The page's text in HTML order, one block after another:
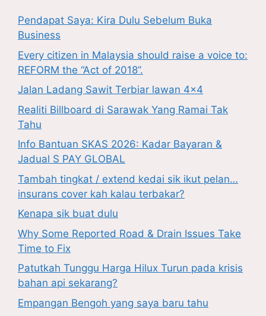
Pendapat Saya: Kira Dulu Sebelum Buka
Business
Every citizen in Malaysia should raise a voice to:
REFORM the “Act of 2018”.
Jalan Ladang Sawit Terbiar lawan 4×4
Realiti Billboard di Sarawak Yang Ramai Tak
Tahu
Info Bantuan SKAS 2026: Kadar Bayaran &
Jadual S PAY GLOBAL
Tambah tingkat / extend kedai sik ikut pelan…
insurans cover kah kalau terbakar?
Kenapa sik buat dulu
Why Some Reported Road & Drain Issues Take
Time to Fix
Patutkah Tunggu Harga Hilux Turun pada krisis
bahan api sekarang?
Empangan Bengoh yang saya baru tahu